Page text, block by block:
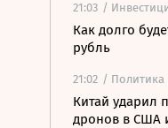
21:03 /
Как долго
рубль
21:02 / Политика
Китай ударил
дронов в США